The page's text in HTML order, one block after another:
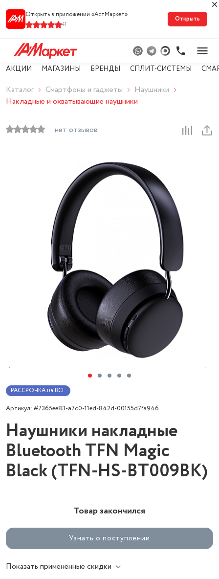
Открыть в приложении «АстМарке‪т‬»
41
Открыть
АКЦИИ МАГАЗИНЫ БРЕНДЫ СПЛИТ-СИСТЕМЫ
Каталог Смартфоны и гаджеты
Наушники
Накладные и охватывающие наушники
нет отзывов
РАССРОЧКА на ВСЁ
Артикул: #7365ee83-a7c0-11ed-842d-00155d7fa946
Наушники накладные
Bluetooth TFN Magic
Black (TFN-HS-BT009BK)
Товар закончился
Узнать о поступлении
Показать применённые скидки